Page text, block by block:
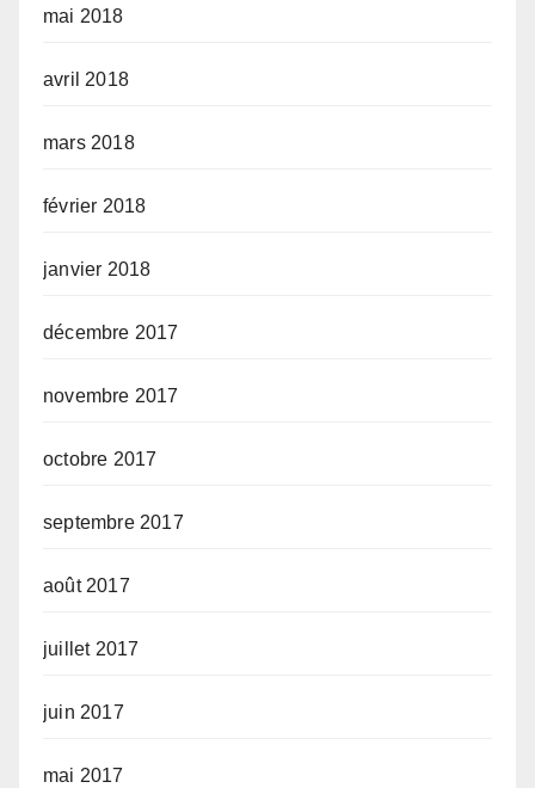
mai 2018
avril 2018
mars 2018
février 2018
janvier 2018
décembre 2017
novembre 2017
octobre 2017
septembre 2017
août 2017
juillet 2017
juin 2017
mai 2017